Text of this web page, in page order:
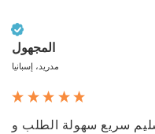
المجهول
مدريد، إسبانيا